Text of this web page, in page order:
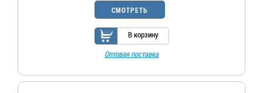
СМОТРЕТЬ
В корзину
Оптовая поставка